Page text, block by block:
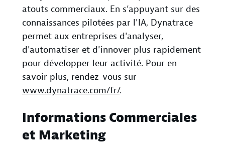
atouts commerciaux. En s’appuyant sur des
connaissances pilotées par l'IA, Dynatrace
permet aux entreprises d'analyser,
d'automatiser et d'innover plus rapidement
pour développer leur activité. Pour en
savoir plus, rendez-vous sur
www.dynatrace.com/fr/.
Informations Commerciales
et Marketing